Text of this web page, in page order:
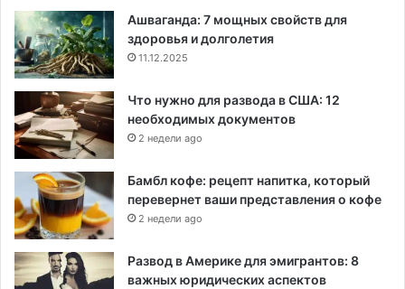
Ашваганда: 7 мощных свойств для
здоровья и долголетия
11.12.2025
Что нужно для развода в США: 12
необходимых документов
2 недели ago
Бамбл кофе: рецепт напитка, который
перевернет ваши представления о кофе
2 недели ago
Развод в Америке для эмигрантов: 8
важных юридических аспектов